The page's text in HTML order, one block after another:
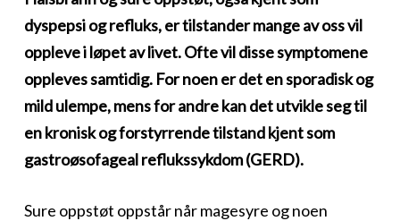
dyspepsi og refluks, er tilstander mange av oss vil
oppleve i løpet av livet. Ofte vil disse symptomene
oppleves samtidig. For noen er det en sporadisk og
mild ulempe, mens for andre kan det utvikle seg til
en kronisk og forstyrrende tilstand kjent som
gastroøsofageal reflukssykdom (GERD).
Sure oppstøt oppstår når magesyre og noen